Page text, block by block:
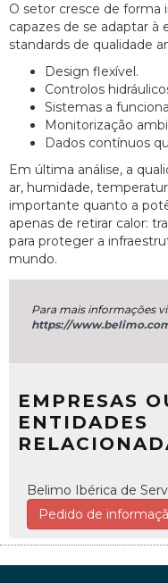
O setor cresce de forma
capazes de se adaptar
standards de qualidade
Design flexível.
Controlos
Sistemas a
Monitorização
Dados contínuos
Em última análise, a
ar, humidade,
importante quanto a
apenas de retirar calor:
para proteger a
mundo.
Para mais informações
https://
EMPRESAS
ENTIDADES
Belimo Ibérica de
Pedido de